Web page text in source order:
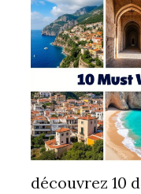
découvrez 10